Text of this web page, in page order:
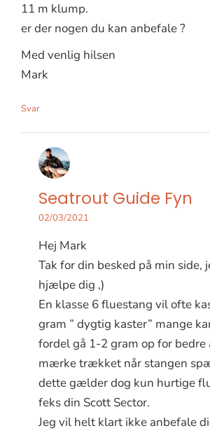
11 m klump.
er der nogen du kan anbefale ?
Med venlig hilsen
Mark
Svar
Seatrout Guide Fyn
02/03/2021
Hej Mark
Tak for din besked på min side,
hjælpe dig ,)
En klasse 6 fluestang vil ofte
gram ” dygtig kaster” mange
fordel gå 1-2 gram op for bedre
mærke trækket når stangen
dette gælder dog kun hurtige
feks din Scott Sector.
Jeg vil helt klart ikke anbefale